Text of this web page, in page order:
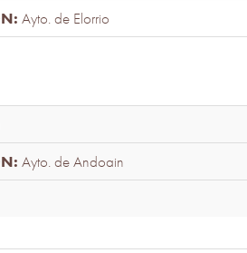
Ayto. de Elorrio
Ayto. de Andoain